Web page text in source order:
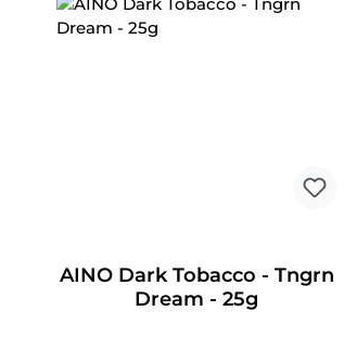
AINO Dark Tobacco - Tngrn
Dream - 25g